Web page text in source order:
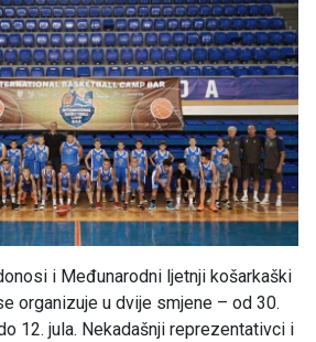
i Međunarodni ljetnji košarkaški
organizuje u dvije smjene – od 30.
12. jula. Nekadašnji reprezentativci i